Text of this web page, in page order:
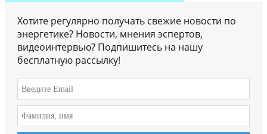
Хотите регулярно получать свежие новости по
энергетике? Новости, мнения эспертов,
видеоинтервью? Подпишитесь на нашу
бесплатную рассылку!